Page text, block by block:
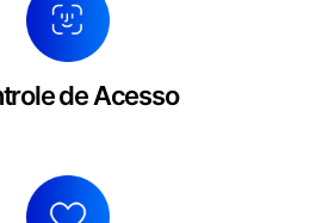
de Acesso
e Digital